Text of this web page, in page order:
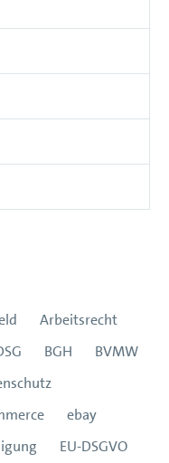
Arbeitsrecht
BGH
BVMW
ebay
EU-DSGVO